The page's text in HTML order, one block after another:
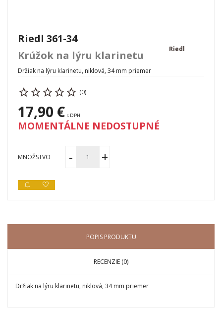
Riedl 361-34
Krúžok na lýru klarinetu
Riedl
Držiak na lýru klarinetu, niklová, 34 mm priemer
(0)
17,90 € s DPH
MOMENTÁLNE NEDOSTUPNÉ
MNOŽSTVO
POPIS PRODUKTU
RECENZIE (0)
Držiak na lýru klarinetu, niklová, 34 mm priemer